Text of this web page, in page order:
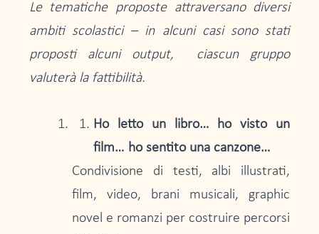
Le tematiche proposte attraversano diversi
ambiti scolastici – in alcuni casi sono stati
proposti alcuni output, ciascun gruppo
valuterà la fattibilità.
Ho letto un libro… ho visto un
film… ho sentito una canzone…
Condivisione di testi, albi illustrati,
film, video, brani musicali, graphic
novel e romanzi per costruire percorsi